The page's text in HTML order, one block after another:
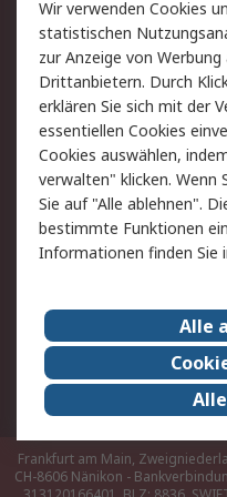
Hilfe
Rechtliches
AGB
Cookie-Richtlinie
Copyright/Impressum
Über RS
Karriere bei RS
Qualität/Umwelt/
Event-Center
Frankfurt am Main,
CH-8606 Nänikon -
Wir verwenden Cookies
statistischen
zur Anzeige von
Drittanbietern. Durch
erklären Sie sich mit der
essentiellen Cookies
Cookies auswählen,
verwalten" klicken. Wenn
Sie auf "Alle ablehnen".
bestimmte Funktionen
Informationen finden Sie
Alle